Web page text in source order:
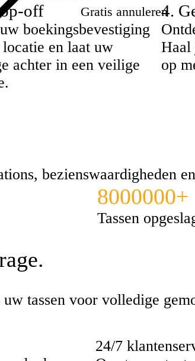
Gratis annuleren
off
boekingsbevestiging
locatie en laat uw
achter in een veilige
4.
Haal
op
bezienswaardigheden
8000000+
Tassen
tassen voor volledige
24/7